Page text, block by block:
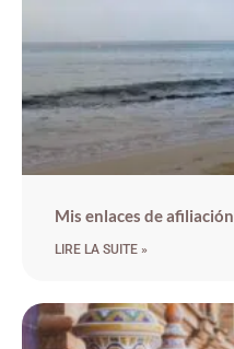
Mis enlaces de afiliación
LIRE LA SUITE »